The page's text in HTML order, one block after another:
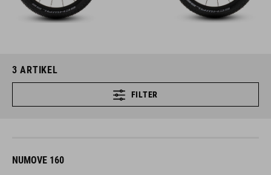
3 ARTIKEL
FILTER
NUMOVE 160